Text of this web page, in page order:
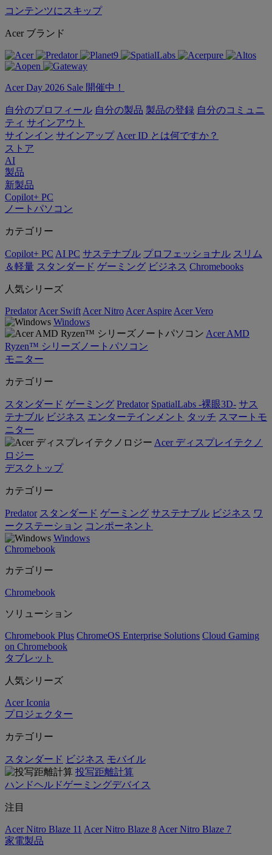
コンテンツにスキップ
Acer ブランド
Acer Day 2026 Sale 開催中！
自分のプロフィール 自分の製品 製品の登録 自分のコミュニ
ティ サインアウト
サインイン サインアップ Acer ID とは何ですか？
ストア
AI
製品
新製品
Copilot+ PC
ノートパソコン
カテゴリー
Copilot+ PC AI PC サステナブル プロフェッショナル スリム
＆軽量 スタンダード ゲーミング ビジネス Chromebooks
人気シリーズ
Predator Acer Swift Acer Nitro Acer Aspire Acer Vero
Windows
Acer AMD
Ryzen™ シリーズノートパソコン
モニター
カテゴリー
スタンダード ゲーミング Predator SpatialLabs -裸眼3D- サス
テナブル ビジネス エンターテインメント タッチ スマートモ
ニター
Acer ディスプレイテクノ
ロジー
デスクトップ
カテゴリー
Predator スタンダード ゲーミング サステナブル ビジネス ワ
ークステーション コンポーネント
Windows
Chromebook
カテゴリー
Chromebook
ソリューション
Chromebook Plus ChromeOS Enterprise Solutions Cloud Gaming
on Chromebook
タブレット
人気シリーズ
Acer Iconia
プロジェクター
カテゴリー
スタンダード ビジネス モバイル
投写距離計算
ハンドヘルドゲーミングデバイス
注目
Acer Nitro Blaze 11 Acer Nitro Blaze 8 Acer Nitro Blaze 7
家電製品